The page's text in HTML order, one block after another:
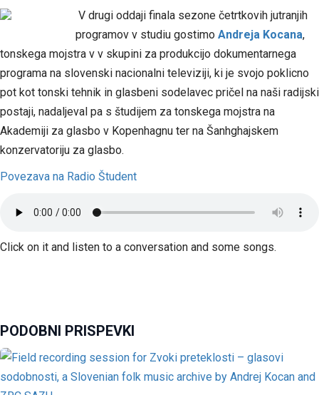
V drugi oddaji finala sezone četrtkovih jutranjih
programov v studiu gostimo Andreja Kocana,
tonskega mojstra v v skupini za produkcijo dokumentarnega
programa na slovenski nacionalni televiziji, ki je svojo poklicno
pot kot tonski tehnik in glasbeni sodelavec pričel na naši radijski
postaji, nadaljeval pa s študijem za tonskega mojstra na
Akademiji za glasbo v Kopenhagnu ter na Šanhghajskem
konzervatoriju za glasbo.
Povezava na Radio Študent
Click on it and listen to a conversation and some songs.
PODOBNI PRISPEVKI